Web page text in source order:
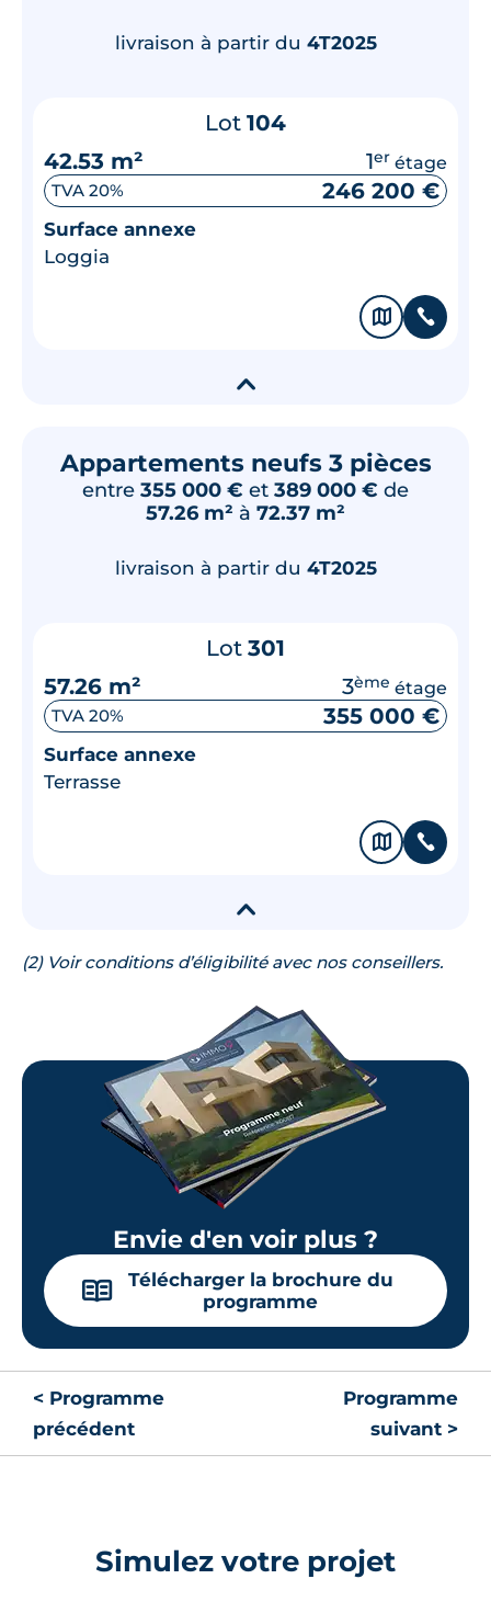
livraison à partir du 4T2025
Lot 104
42.53 m²
1er étage
TVA 20% 246 200 €
Surface annexe
Loggia
🗞 📞
▾
Appartements neufs 3 pièces
entre 355 000 € et 389 000 € de
57.26 m² à 72.37 m²
livraison à partir du 4T2025
Lot 301
57.26 m²
3ème étage
TVA 20% 355 000 €
Surface annexe
Terrasse
🗞 📞
▾
(2) Voir conditions d’éligibilité avec nos conseillers.
Envie d'en voir plus ?
📖
Télécharger la brochure du
programme
< Programme
précédent
Programme
suivant >
Simulez votre projet